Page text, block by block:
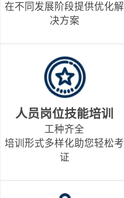
在不同发展阶段提供优化解
决方案
人员岗位技能培训
工种齐全
培训形式多样化助您轻松考
证